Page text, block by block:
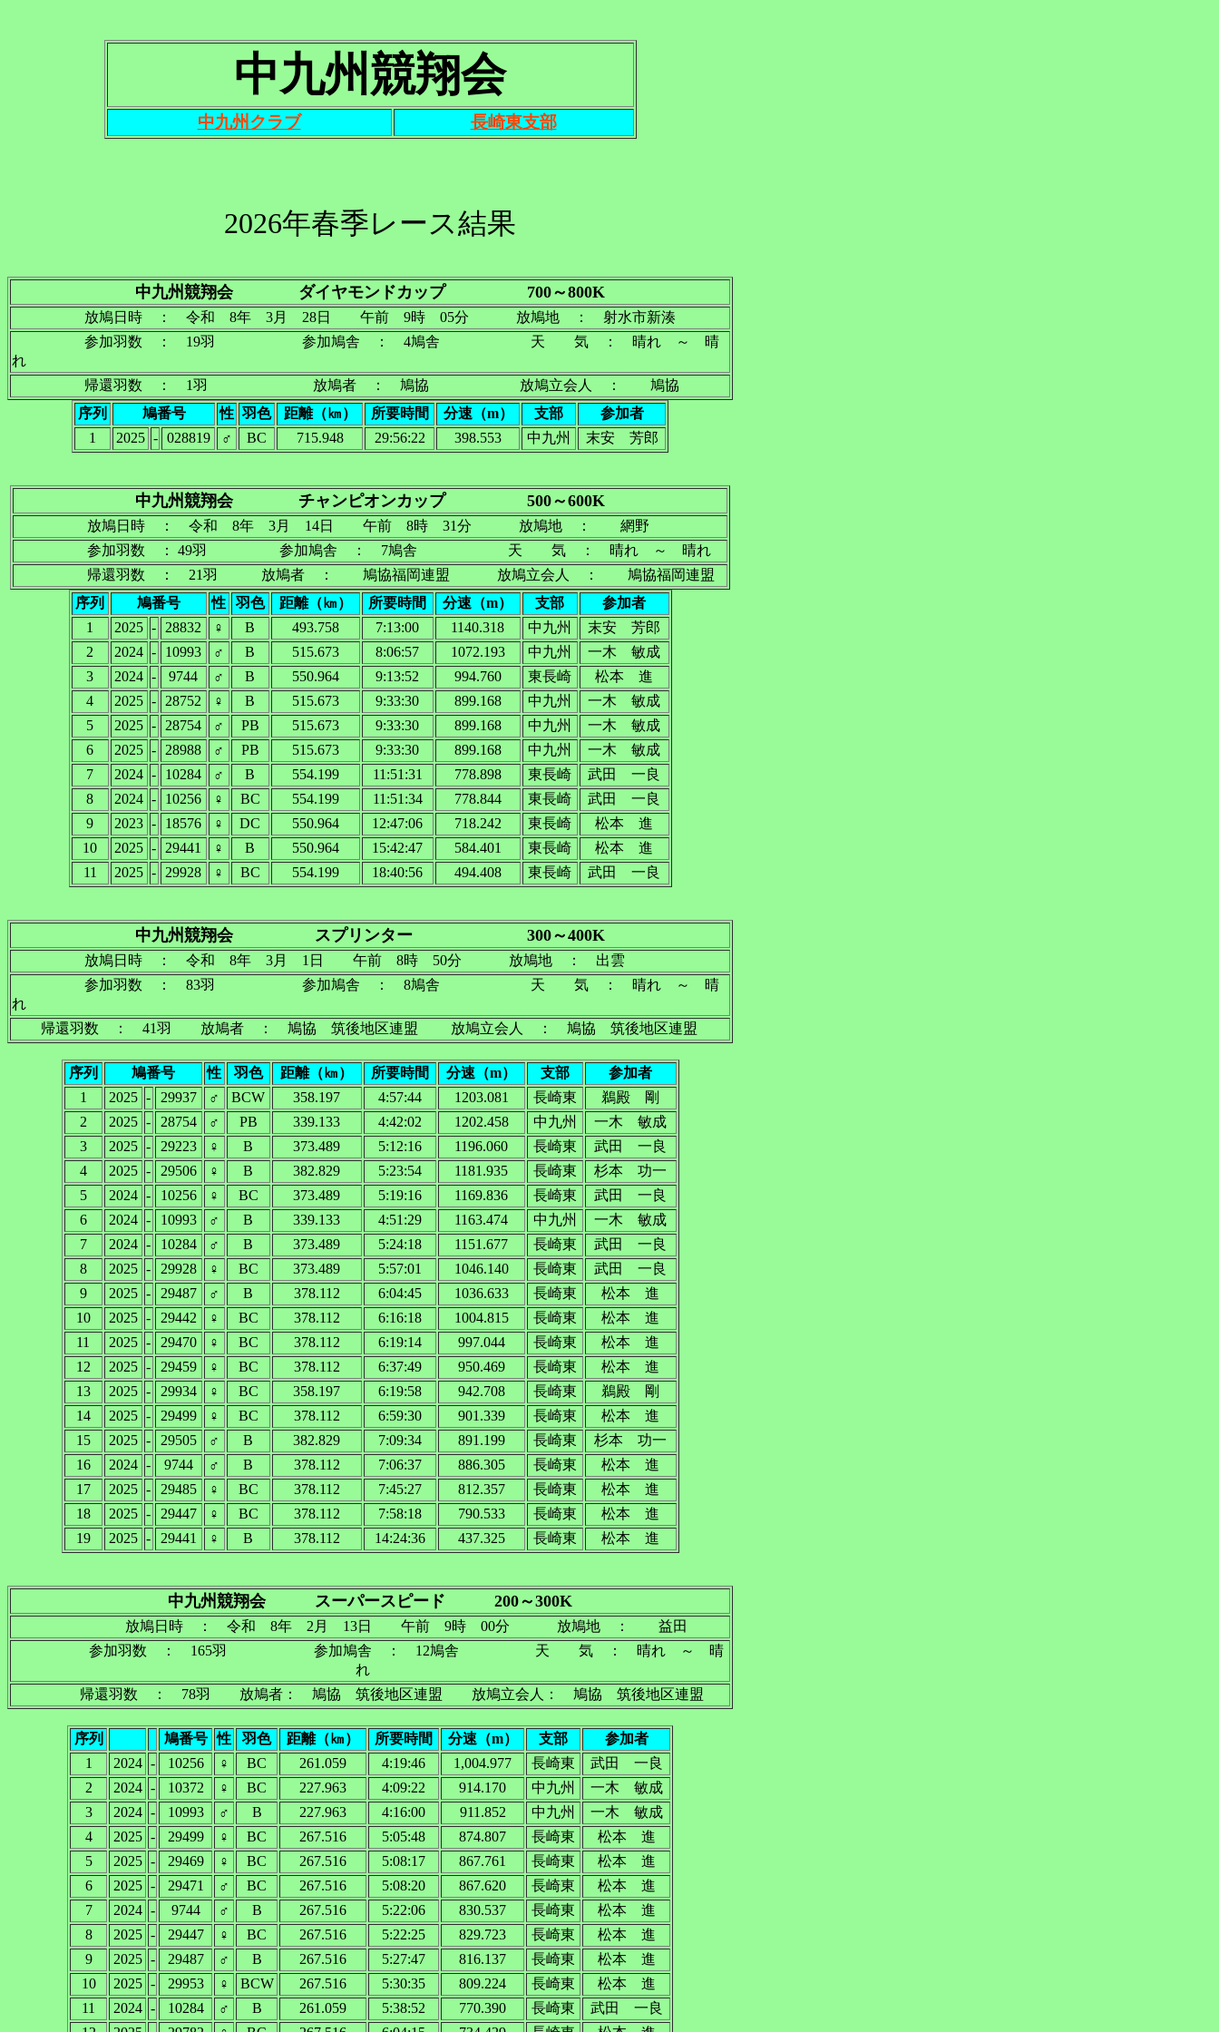
中九州競翔会
中九州クラブ 長崎東支部
2026年春季レース結果
中九州競翔会 ダイヤモンドカップ 700～800K
放鳩日時 ： 令和 8年 3月 28日 午前 9時 05分 放鳩地 ： 射水市新湊
参加羽数 ： 19羽 参加鳩舎 ： 4鳩舎 天 気 ： 晴れ ～ 晴
れ
帰還羽数 ： 1羽 放鳩者 ： 鳩協 放鳩立会人 ： 鳩協
序列
鳩番号 性 羽色 距離（㎞） 所要時間 分速（m） 支部
参加者
1
2025 - 028819 ♂ BC 715.948 29:56:22 398.553 中九州 末安 芳郎
中九州競翔会 チャンピオンカップ 500～600K
放鳩日時 ： 令和 8年 3月 14日 午前 8時 31分 放鳩地 ： 網野
参加羽数 ： 49羽 参加鳩舎 ： 7鳩舎 天 気 ： 晴れ ～ 晴れ
帰還羽数 ： 21羽 放鳩者 ： 鳩協福岡連盟 放鳩立会人 ： 鳩協福岡連盟
序列
鳩番号 性 羽色 距離（㎞） 所要時間 分速（m） 支部
参加者
1
2025 - 28832 ♀ B 493.758 7:13:00 1140.318 中九州
末安 芳郎
2
2024 - 10993 ♂ B 515.673 8:06:57 1072.193 中九州
一木 敏成
3
2024 - 9744 ♂ B 550.964 9:13:52 994.760 東長崎
松本 進
4
2025 - 28752 ♀ B 515.673 9:33:30 899.168 中九州
一木 敏成
5
2025 - 28754 ♂ PB 515.673 9:33:30 899.168 中九州
一木 敏成
6
2025 - 28988 ♂ PB 515.673 9:33:30 899.168 中九州
一木 敏成
7
2024 - 10284 ♂ B 554.199 11:51:31 778.898 東長崎
武田 一良
8
2024 - 10256 ♀ BC 554.199 11:51:34 778.844 東長崎
武田 一良
9
2023 - 18576 ♀ DC 550.964 12:47:06 718.242 東長崎
松本 進
10
2025 - 29441 ♀ B 550.964 15:42:47 584.401 東長崎
松本 進
11
2025 - 29928 ♀ BC 554.199 18:40:56 494.408 東長崎 武田 一良
中九州競翔会 スプリンター 300～400K
放鳩日時 ： 令和 8年 3月 1日 午前 8時 50分 放鳩地 ： 出雲
参加羽数 ： 83羽 参加鳩舎 ： 8鳩舎 天 気 ： 晴れ ～ 晴
れ
帰還羽数 ： 41羽 放鳩者 ： 鳩協 筑後地区連盟 放鳩立会人 ： 鳩協 筑後地区連盟
序列 鳩番号 性 羽色 距離（㎞） 所要時間 分速（m） 支部
参加者
1
2025 - 29937 ♂ BCW 358.197 4:57:44 1203.081 長崎東
鵜殿 剛
2
2025 - 28754 ♂ PB 339.133 4:42:02 1202.458 中九州
一木 敏成
3
2025 - 29223 ♀ B 373.489 5:12:16 1196.060 長崎東
武田 一良
4
2025 - 29506 ♀ B 382.829 5:23:54 1181.935 長崎東
杉本 功一
5
2024 - 10256 ♀ BC 373.489 5:19:16 1169.836 長崎東
武田 一良
6
2024 - 10993 ♂ B 339.133 4:51:29 1163.474 中九州
一木 敏成
7
2024 - 10284 ♂ B 373.489 5:24:18 1151.677 長崎東
武田 一良
8
2025 - 29928 ♀ BC 373.489 5:57:01 1046.140 長崎東
武田 一良
9
2025 - 29487 ♂ B 378.112 6:04:45 1036.633 長崎東
松本 進
10
2025 - 29442 ♀ BC 378.112 6:16:18 1004.815 長崎東
松本 進
11
2025 - 29470 ♀ BC 378.112 6:19:14 997.044 長崎東
松本 進
12
2025 - 29459 ♀ BC 378.112 6:37:49 950.469 長崎東
松本 進
13
2025 - 29934 ♀ BC 358.197 6:19:58 942.708 長崎東
鵜殿 剛
14
2025 - 29499 ♀ BC 378.112 6:59:30 901.339 長崎東
松本 進
15
2025 - 29505 ♂ B 382.829 7:09:34 891.199 長崎東
杉本 功一
16
2024 - 9744 ♂ B 378.112 7:06:37 886.305 長崎東
松本 進
17
2025 - 29485 ♀ BC 378.112 7:45:27 812.357 長崎東
松本 進
18
2025 - 29447 ♀ BC 378.112 7:58:18 790.533 長崎東
松本 進
19
2025 - 29441 ♀ B 378.112 14:24:36 437.325 長崎東 松本 進
中九州競翔会 スーパースピード 200～300K
放鳩日時 ： 令和 8年 2月 13日 午前 9時 00分 放鳩地 ： 益田
参加羽数 ： 165羽 参加鳩舎 ： 12鳩舎 天 気 ： 晴れ ～ 晴
れ
帰還羽数 ： 78羽 放鳩者： 鳩協 筑後地区連盟 放鳩立会人： 鳩協 筑後地区連盟
序列 鳩番号 性 羽色 距離（㎞） 所要時間 分速（m） 支部
参加者
1
2024 - 10256 ♀ BC 261.059 4:19:46 1,004.977 長崎東
武田 一良
2
2024 - 10372 ♀ BC 227.963 4:09:22 914.170 中九州
一木 敏成
3
2024 - 10993 ♂ B 227.963 4:16:00 911.852 中九州
一木 敏成
4
2025 - 29499 ♀ BC 267.516 5:05:48 874.807 長崎東
松本 進
5
2025 - 29469 ♀ BC 267.516 5:08:17 867.761 長崎東
松本 進
6
2025 - 29471 ♂ BC 267.516 5:08:20 867.620 長崎東
松本 進
7
2024 - 9744 ♂ B 267.516 5:22:06 830.537 長崎東
松本 進
8
2025 - 29447 ♀ BC 267.516 5:22:25 829.723 長崎東
松本 進
9
2025 - 29487 ♂ B 267.516 5:27:47 816.137 長崎東
松本 進
10
2025 - 29953 ♀ BCW 267.516 5:30:35 809.224 長崎東
松本 進
11
2024 - 10284 ♂ B 261.059 5:38:52 770.390 長崎東
武田 一良